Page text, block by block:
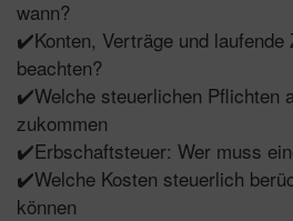
wann?
✔️Konten, Verträge und laufende
beachten?
✔️Welche steuerlichen Pflichten
zukommen
✔️Erbschaftsteuer: Wer muss
✔️Welche Kosten steuerlich
können